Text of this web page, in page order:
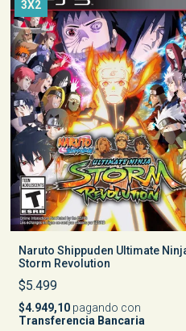
3X2
Naruto Shippuden Ultimate
Storm Revolution
$5.499
$4.949,10pagando con
Transferencia Bancaria